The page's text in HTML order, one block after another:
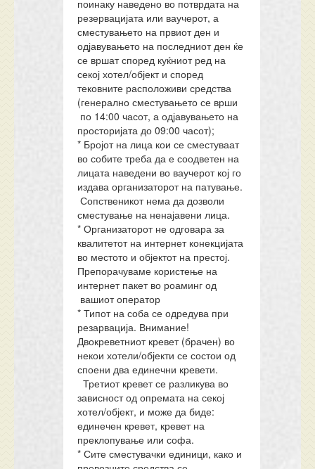
поинаку наведено во потврдата на
резервацијата или ваучерот, а
сместувањето на првиот ден и
одјавувањето на последниот ден ќе
се вршат според куќниот ред на
секој хотел/објект и според
тековните расположиви средства
(генерално сместувањето се врши
по 14:00 часот, а одјавувањето на
просторијата до 09:00 часот);
* Бројот на лица кои се сместуваат
во собите треба да е соодветен на
лицата наведени во ваучерот кој го
издава организаторот на патување.
Сопственикот нема да дозволи
сместување на ненајавени лица.
* Организаторот не одговара за
квалитетот на интернет конекцијата
во местото и објектот на престој.
Препорачуваме користење на
интернет пакет во роаминг од
вашиот оператор
* Типот на соба се одредува при
резарвација. Внимание!
Двокреветниот кревет (брачен) во
некои хотели/објекти се состои од
споени два единечни кревети.
Третиот кревет се разликува во
зависност од опремата на секој
хотел/објект, и може да биде:
единечен кревет, кревет на
преклопување или софа.
* Сите сместувачки единици, како и